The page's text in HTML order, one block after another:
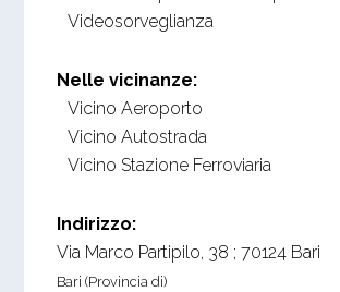
Videosorveglianza
Nelle vicinanze:
Vicino Aeroporto
Vicino Autostrada
Vicino Stazione Ferroviaria
Indirizzo:
Via Marco Partipilo, 38 ;70124 Bari
Bari (Provincia di)